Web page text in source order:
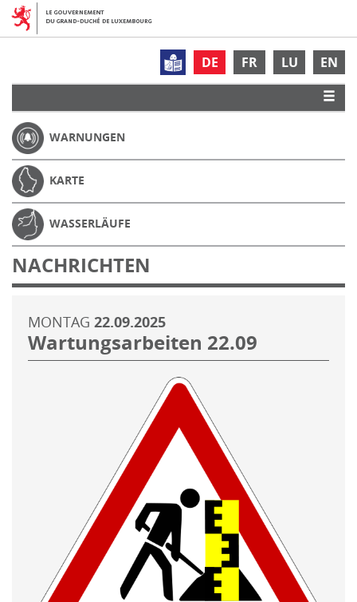
DE FR LU EN
WARNUNGEN
KARTE
WASSERLÄUFE
NACHRICHTEN
MONTAG 22.09.2025
Wartungsarbeiten 22.09